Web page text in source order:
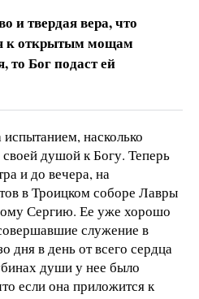
и твердая вера, что
к открытым мощам
то Бог подаст ей
испытанием, насколько
своей душой к Богу. Теперь
и до вечера, на
в Троицком соборе Лавры
Сергию. Ее уже хорошо
служение в
дня в день от всего сердца
души у нее было
если она приложится к